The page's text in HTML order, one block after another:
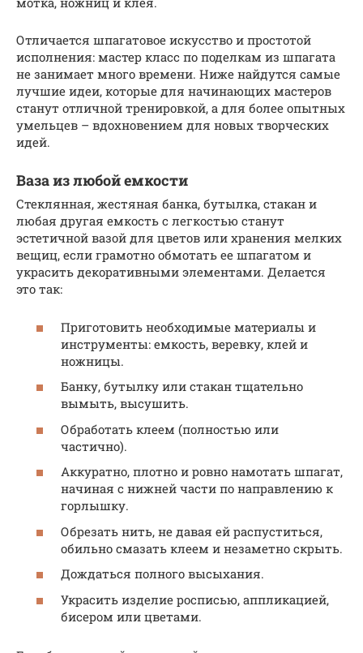
Отличается шпагатовое искусство и простотой
исполнения: мастер класс по поделкам из шпагата
не занимает много времени. Ниже найдутся самые
лучшие идеи, которые для начинающих мастеров
станут отличной тренировкой, а для более опытных
умельцев – вдохновением для новых творческих
идей.
Ваза из любой емкости
Стеклянная, жестяная банка, бутылка, стакан и
любая другая емкость с легкостью станут
эстетичной вазой для цветов или хранения мелких
вещиц, если грамотно обмотать ее шпагатом и
украсить декоративными элементами. Делается
это так:
Приготовить необходимые материалы и
инструменты: емкость, веревку, клей и
ножницы.
Банку, бутылку или стакан тщательно
вымыть, высушить.
Обработать клеем (полностью или
частично).
Аккуратно, плотно и ровно намотать шпагат,
начиная с нижней части по направлению к
горлышку.
Обрезать нить, не давая ей распуститься,
обильно смазать клеем и незаметно скрыть.
Дождаться полного высыхания.
Украсить изделие росписью, аппликацией,
бисером или цветами.